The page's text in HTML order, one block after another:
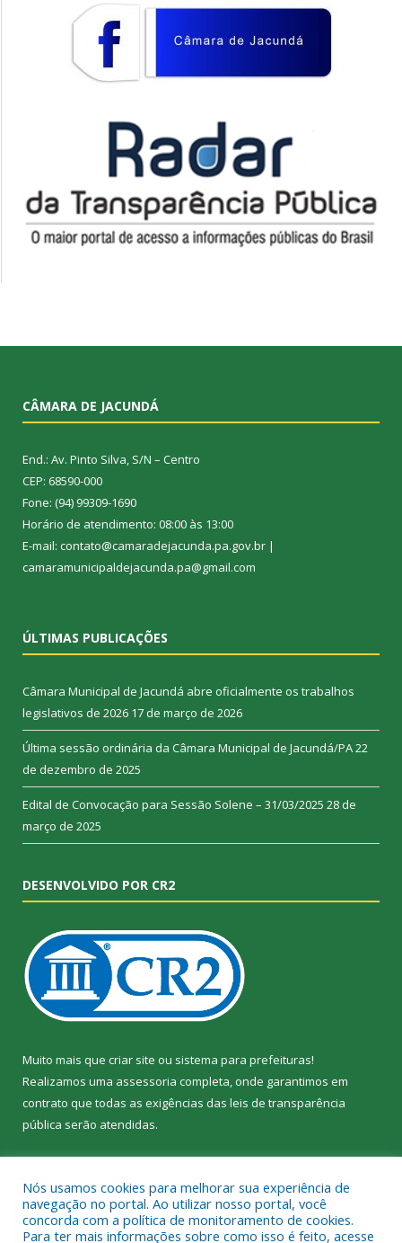
CÂMARA DE JACUNDÁ
End.: Av. Pinto Silva, S/N – Centro
CEP: 68590-000
Fone: (94) 99309-1690
Horário de atendimento: 08:00 às 13:00
E-mail: contato@camaradejacunda.pa.gov.br |
camaramunicipaldejacunda.pa@gmail.com
ÚLTIMAS PUBLICAÇÕES
Câmara Municipal de Jacundá abre oficialmente os trabalhos
legislativos de 2026 17 de março de 2026
Última sessão ordinária da Câmara Municipal de Jacundá/PA22
de dezembro de 2025
Edital de Convocação para Sessão Solene – 31/03/2025 28 de
março de 2025
DESENVOLVIDO POR CR2
Muito mais que criar site ou sistema para prefeituras!
Realizamos uma assessoria completa, onde garantimos em
contrato que todas as exigências das leis de transparência
pública serão atendidas.
Nós usamos cookies para melhorar sua experiência de
navegação no portal. Ao utilizar nosso portal, você
concorda com a política de monitoramento de cookies.
Para ter mais informações sobre como isso é feito, acesse